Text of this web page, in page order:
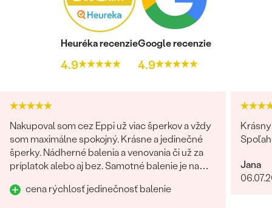
Heuréka recenzie
4.9
Google recenzie
4.9
Nakupoval som cez Eppi už viac šperkov a vždy
som maximálne spokojný. Krásne a jedinečné
šperky. Nádherné balenia a venovania či už za
príplatok alebo aj bez. Samotné balenie je na
dokonalosti. Určite odporúčam
cena rýchlosť jedinečnosť balenie
Jana